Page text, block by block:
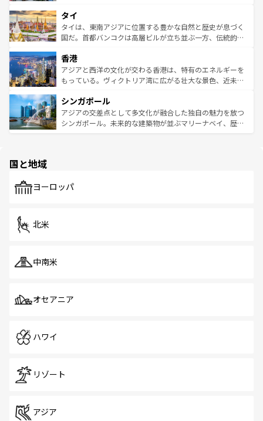
リティに包まれながら、韓国の多彩な魅力を心ゆくまで味
わってみてほしい。 なお、新着の韓国情報はコンテンツ一
覧を参照してほしい。
急速な発展と共に伝統が息づく。ハノイの古い町並みやホ
ーチミン市のフランス統治時代の建物も、独特の雰囲気を
醸し出している。また、バラエティの豊かさとおいしさで
とつ。フォーやバインミー、ベトナムコーヒーなどは、ぜ
ひ現地で味わいたい。どの地域を訪れてもあたたかい人々
が旅行者を迎えてくれるので、きっと忘れられない旅にな
参照してほしい。
タイ
タイは、東南アジアに位置する豊かな自然と歴史が息づく
国だ。首都バンコクは高層ビルが立ち並ぶ一方、伝統的な
の活気が交差している。北部ではチェンマイなどの山岳地
帯で自然と触れ合い、南部ではプーケットやクラビの美し
いビーチでリゾート気分を楽しむことができる。タイ料理
激する。気候は一年中温暖で、どの季節にも異なる楽しみ
が待っている。親しみやすいタイの人々、仏教を中心とし
た文化、そして多様な観光資源が、訪れる旅人を魅了し続
香港
アジアと西洋の文化が交わる香港は、特有のエネルギーを
もっている。ヴィクトリア湾に広がる壮大な景色、近未来
み、どこを訪れても感動するはず。観光スポットが密集し
ており、効率よく見どころを回れるのも魅力。息をのむよ
うな絶景から文化的な体験まで、香港を存分に楽しみ尽く
シンガポール
アジアの交差点として多文化が融合した独自の魅力を放つ
シンガポール。未来的な建築物が並ぶマリーナベイ、歴史
で、ホーカーズは地元の風情を楽しめる外せないスポット
国と地域
ヨーロッパ
北米
中南米
オセアニア
ハワイ
リゾート
アジア